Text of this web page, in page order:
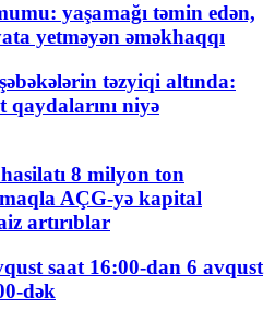
yaşamağı təmin edən,
yetməyən əməkhaqqı
təzyiqi altında:
qaydalarını niyə
8 milyon ton
AÇG-yə kapital
artırıblar
saat 16:00-dan 6 avqust
dək